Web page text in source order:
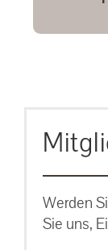
Werden
Sie uns,